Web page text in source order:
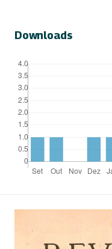
Downloads